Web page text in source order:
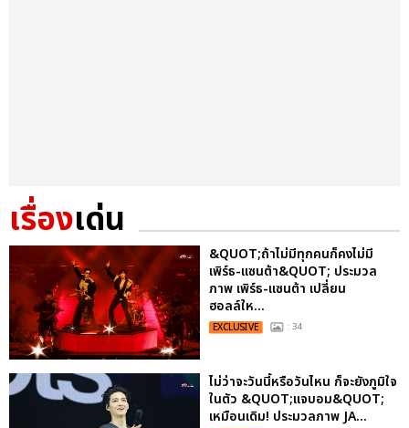
เรื่องเด่น
&QUOT;ถ้าไม่มีทุกคนก็คงไม่มี
เพิร์ธ-แซนต้า&QUOT; ประมวล
ภาพ เพิร์ธ-แซนต้า เปลี่ยน
ฮอลล์ให...
EXCLUSIVE : 34
ไม่ว่าจะวันนี้หรือวันไหน ก็จะยังภูมิใจ
ในตัว &QUOT;แจบอม&QUOT;
เหมือนเดิม! ประมวลภาพ JA...